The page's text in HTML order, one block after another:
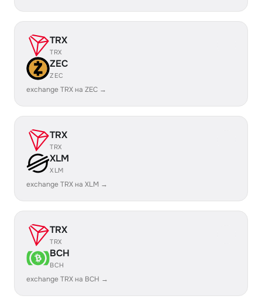
TRX
TRX
ZEC
ZEC
exchange TRX на ZEC →
TRX
TRX
XLM
XLM
exchange TRX на XLM →
TRX
TRX
BCH
BCH
exchange TRX на BCH →